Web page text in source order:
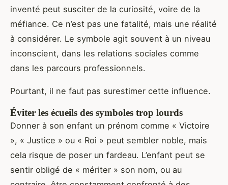
inventé peut susciter de la curiosité, voire de la
méfiance. Ce n’est pas une fatalité, mais une réalité
à considérer. Le symbole agit souvent à un niveau
inconscient, dans les relations sociales comme
dans les parcours professionnels.
Pourtant, il ne faut pas surestimer cette influence.
Éviter les écueils des symboles trop lourds
Donner à son enfant un prénom comme « Victoire
», « Justice » ou « Roi » peut sembler noble, mais
cela risque de poser un fardeau. L’enfant peut se
sentir obligé de « mériter » son nom, ou au